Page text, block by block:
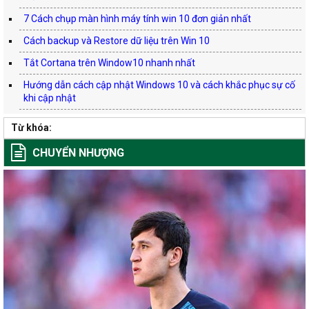
7 Cách chụp màn hình máy tính win 10 đơn giản nhất
Cách backup và Restore dữ liệu trên Win 10
Tắt Cortana trên Window10 nhanh nhất
Hướng dẫn cách cập nhật Windows 10 và cách khắc phục sự cố
khi cập nhật
Từ khóa:
CHUYỂN NHƯỢNG